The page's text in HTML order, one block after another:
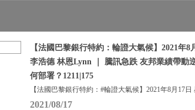
【法國巴黎銀行特約：輪證大氣候】2021年
李浩德 林恩Lynn ｜ 騰訊急跌 友邦業績帶動
何部署？1211|175
【法國巴黎銀行特約：#輪證大氣候】2021年8月17日
2021/08/17